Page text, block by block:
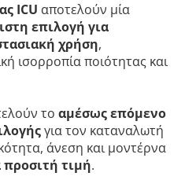
ICU αποτελούν μία
επιλογή για
χρήση,
ισορροπία ποιότητας και
το αμέσως επόμενο
για τον καταναλωτή
άνεση και μοντέρνα
προσιτή τιμή.